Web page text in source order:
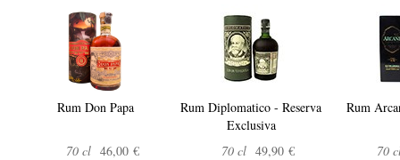
Rum Don Papa
70 cl 46,00 €
Rum Diplomatico - Reserva
Exclusiva
70 cl 49,90 €
Rum
70